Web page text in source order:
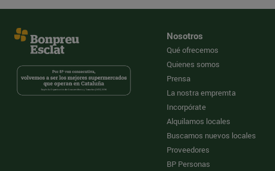
Nosotros
Qué ofrecemos
Quienes somos
Prensa
La nostra empremta
Incorpórate
Alquilamos locales
Buscamos nuevos locales
Proveedores
BP Personas